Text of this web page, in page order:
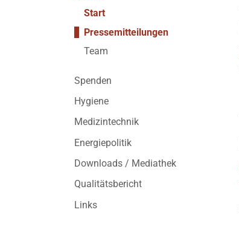
Start
Pressemitteilungen
Team
Spenden
Hygiene
Medizintechnik
Energiepolitik
Downloads / Mediathek
Qualitätsbericht
Links